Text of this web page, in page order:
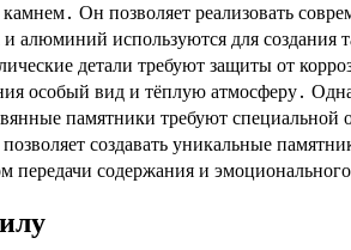
Он позволяет реализовать
алюминий используются для создания
детали требуют защиты от
особый вид и тёплую атмосферу․
памятники требуют специальной
создавать уникальные
передачи содержания и